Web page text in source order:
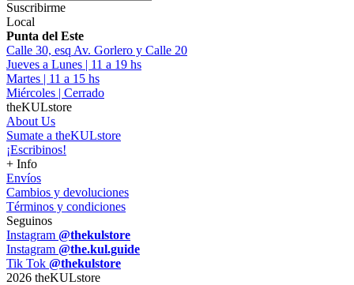
Suscribirme
Local
Punta del Este
Calle 30, esq Av. Gorlero y Calle 20
Jueves a Lunes | 11 a 19 hs
Martes | 11 a 15 hs
Miércoles | Cerrado
theKULstore
About Us
Sumate a theKULstore
¡Escribinos!
+ Info
Envíos
Cambios y devoluciones
Términos y condiciones
Seguinos
Instagram @thekulstore
Instagram @the.kul.guide
Tik Tok @thekulstore
2026 theKULstore